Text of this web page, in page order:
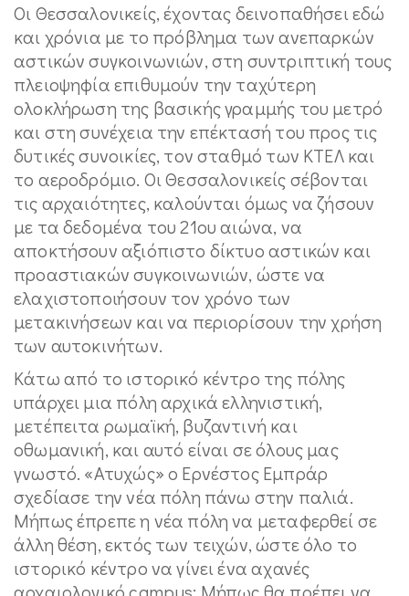
Οι Θεσσαλονικείς, έχοντας δεινοπαθήσει εδώ
και χρόνια με το πρόβλημα των ανεπαρκών
αστικών συγκοινωνιών, στη συντριπτική τους
πλειοψηφία επιθυμούν την ταχύτερη
ολοκλήρωση της βασικής γραμμής του μετρό
και στη συνέχεια την επέκτασή του προς τις
δυτικές συνοικίες, τον σταθμό των ΚΤΕΛ και
το αεροδρόμιο. Οι Θεσσαλονικείς σέβονται
τις αρχαιότητες, καλούνται όμως να ζήσουν
με τα δεδομένα του 21ου αιώνα, να
αποκτήσουν αξιόπιστο δίκτυο αστικών και
προαστιακών συγκοινωνιών, ώστε να
ελαχιστοποιήσουν τον χρόνο των
μετακινήσεων και να περιορίσουν την χρήση
των αυτοκινήτων.
Κάτω από το ιστορικό κέντρο της πόλης
υπάρχει μια πόλη αρχικά ελληνιστική,
μετέπειτα ρωμαϊκή, βυζαντινή και
οθωμανική, και αυτό είναι σε όλους μας
γνωστό. «Ατυχώς» ο Ερνέστος Εμπράρ
σχεδίασε την νέα πόλη πάνω στην παλιά.
Μήπως έπρεπε η νέα πόλη να μεταφερθεί σε
άλλη θέση, εκτός των τειχών, ώστε όλο το
ιστορικό κέντρο να γίνει ένα αχανές